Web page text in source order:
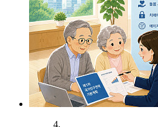
4.